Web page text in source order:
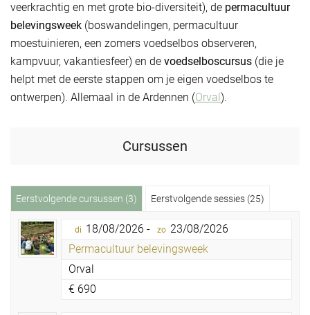
veerkrachtig en met grote bio-diversiteit), de permacultuur
belevingsweek (boswandelingen, permacultuur
moestuinieren, een zomers voedselbos observeren,
kampvuur, vakantiesfeer) en de voedselboscursus (die je
helpt met de eerste stappen om je eigen voedselbos te
ontwerpen). Allemaal in de Ardennen (Orval).
Cursussen
Eerstvolgende cursussen (3) Eerstvolgende sessies (25)
di 18/08/2026 - zo 23/08/2026
Permacultuur belevingsweek
Orval
€ 690